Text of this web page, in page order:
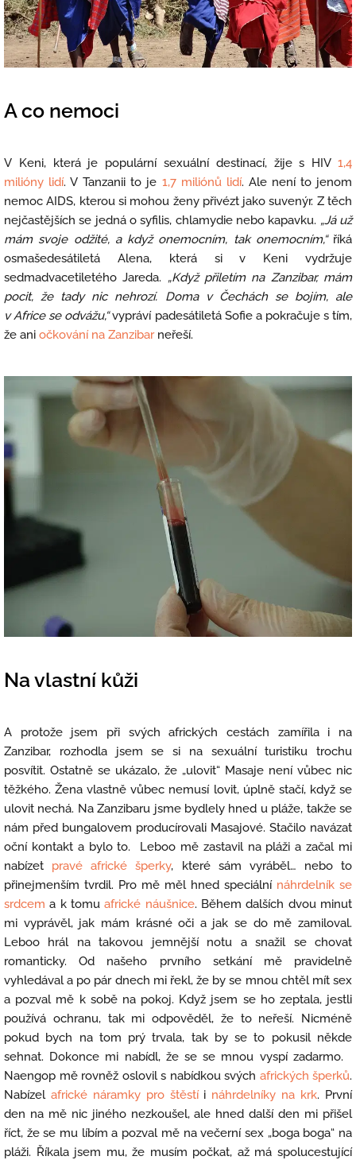
A co nemoci
V Keni, která je populární sexuální destinací, žije s HIV 1,4
milióny lidí. V Tanzanii to je 1,7 miliónů lidí. Ale není to jenom
nemoc AIDS, kterou si mohou ženy přivézt jako suvenýr. Z těch
nejčastějších se jedná o syfilis, chlamydie nebo kapavku. „Já už
mám svoje odžité, a když onemocním, tak onemocním,“říká
osmašedesátiletá Alena, která si v Keni vydržuje
sedmadvacetiletého Jareda. „Když přiletím na Zanzibar, mám
pocit, že tady nic nehrozí. Doma v Čechách se bojím, ale
v Africe se odvážu,“vypráví padesátiletá Sofie a pokračuje s tím,
že ani očkování na Zanzibarneřeší.
Na vlastní kůži
A protože jsem při svých afrických cestách zamířila i na
Zanzibar, rozhodla jsem se si na sexuální turistiku trochu
posvítit. Ostatně se ukázalo, že „ulovit“ Masaje není vůbec nic
těžkého. Žena vlastně vůbec nemusí lovit, úplně stačí, když se
ulovit nechá. Na Zanzibaru jsme bydlely hned u pláže, takže se
nám před bungalovem producírovali Masajové. Stačilo navázat
oční kontakt a bylo to. Leboo mě zastavil na pláži a začal mi
nabízet pravé africké šperky, které sám vyráběl… nebo to
přinejmenším tvrdil. Pro mě měl hned speciální náhrdelník se
srdcem a k tomuafrické náušnice. Během dalších dvou minut
mi vyprávěl, jak mám krásné oči a jak se do mě zamiloval.
Leboo hrál na takovou jemnější notu a snažil se chovat
romanticky. Od našeho prvního setkání mě pravidelně
vyhledával a po pár dnech mi řekl, že by se mnou chtěl mít sex
a pozval mě k sobě na pokoj. Když jsem se ho zeptala, jestli
používá ochranu, tak mi odpověděl, že to neřeší. Nicméně
pokud bych na tom prý trvala, tak by se to pokusil někde
sehnat. Dokonce mi nabídl, že se se mnou vyspí zadarmo.
Naengop mě rovněž oslovil s nabídkou svých afrických šperků.
Nabízel africké náramky pro štěstíi náhrdelníky na krk. První
den na mě nic jiného nezkoušel, ale hned další den mi přišel
říct, že se mu líbím a pozval mě na večerní sex „boga boga“ na
pláži. Říkala jsem mu, že musím počkat, až má spolucestující